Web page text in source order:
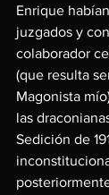
Enrique
juzgados y
colaborador
(que resulta
Magonista
las
Sedición de